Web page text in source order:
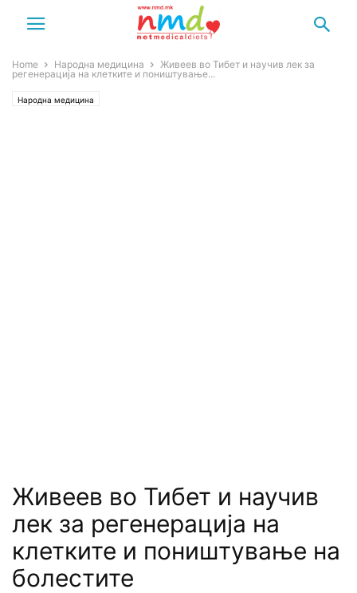
Home Народна медицина
Живеев во Тибет и научив лек за
регенерација на клетките и поништување...
Народна медицина
Живеев во Тибет и научив
лек за регенерација на
клетките и поништување на
болестите